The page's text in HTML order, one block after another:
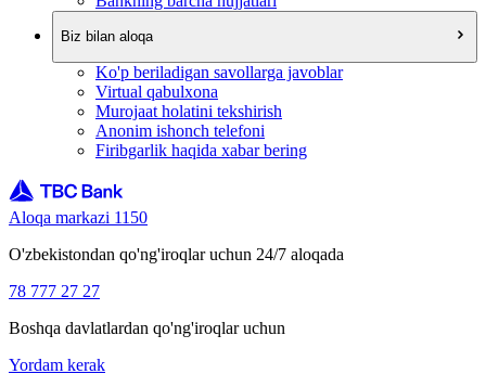
Biz bilan aloqa
Ko'p beriladigan savollarga javoblar
Virtual qabulxona
Murojaat holatini tekshirish
Anonim ishonch telefoni
Firibgarlik haqida xabar bering
Aloqa markazi 1150
O'zbekistondan qo'ng'iroqlar uchun 24/7 aloqada
78 777 27 27
Boshqa davlatlardan qo'ng'iroqlar uchun
Yordam kerak